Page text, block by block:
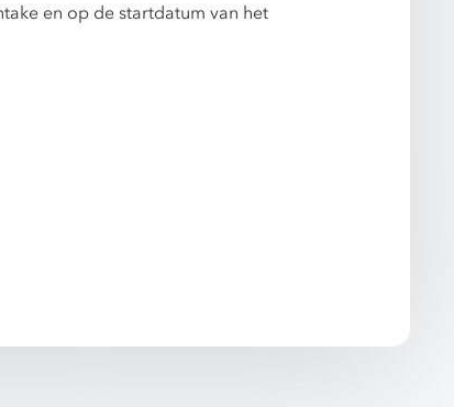
en op de startdatum van het